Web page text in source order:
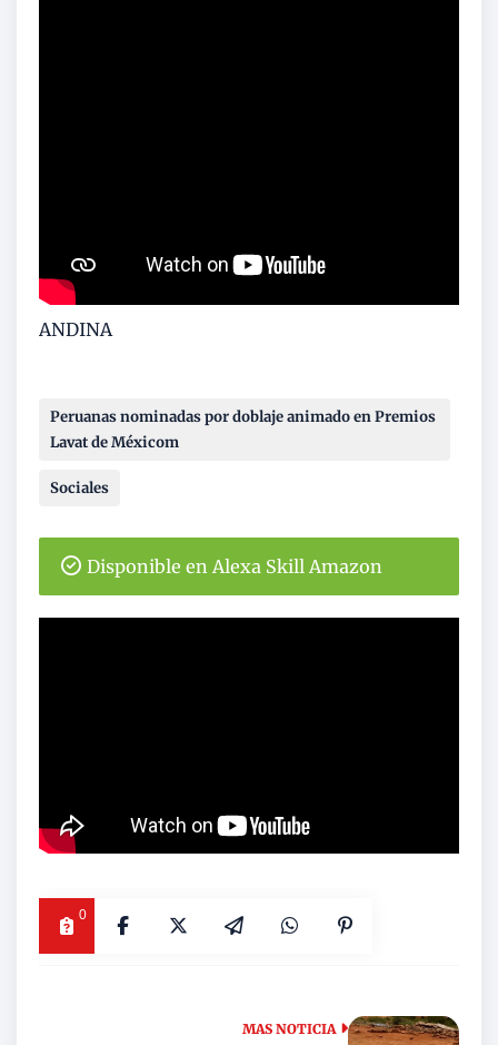
ANDINA
Peruanas nominadas por doblaje animado en Premios
Lavat de Méxicom
Sociales
Disponible en Alexa Skill Amazon
0
MAS NOTICIA